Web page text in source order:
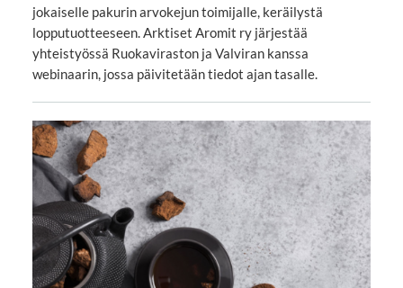
jokaiselle pakurin arvokejun toimijalle, keräilystä
lopputuotteeseen. Arktiset Aromit ry järjestää
yhteistyössä Ruokaviraston ja Valviran kanssa
webinaarin, jossa päivitetään tiedot ajan tasalle.